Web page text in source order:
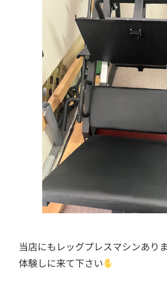
当店にもレッグプレスマシンあり
体験しに来て下さい